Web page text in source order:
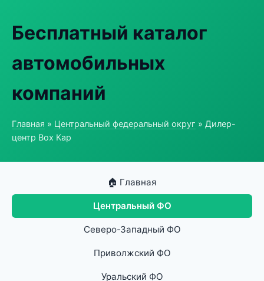
Бесплатный каталог
автомобильных
компаний
Главная » Центральный федеральный округ » Дилер-
центр Box Кар
🏠 Главная
Центральный ФО
Северо-Западный ФО
Приволжский ФО
Уральский ФО